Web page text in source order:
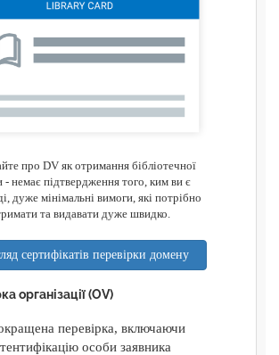
про DV як отримання бібліотечної
- немає підтвердження того, ким ви є
дуже мінімальні вимоги, які потрібно
та видавати дуже швидко.
сертифікатів перевірки домену
організації (OV)
перевірка, включаючи
особи заявника